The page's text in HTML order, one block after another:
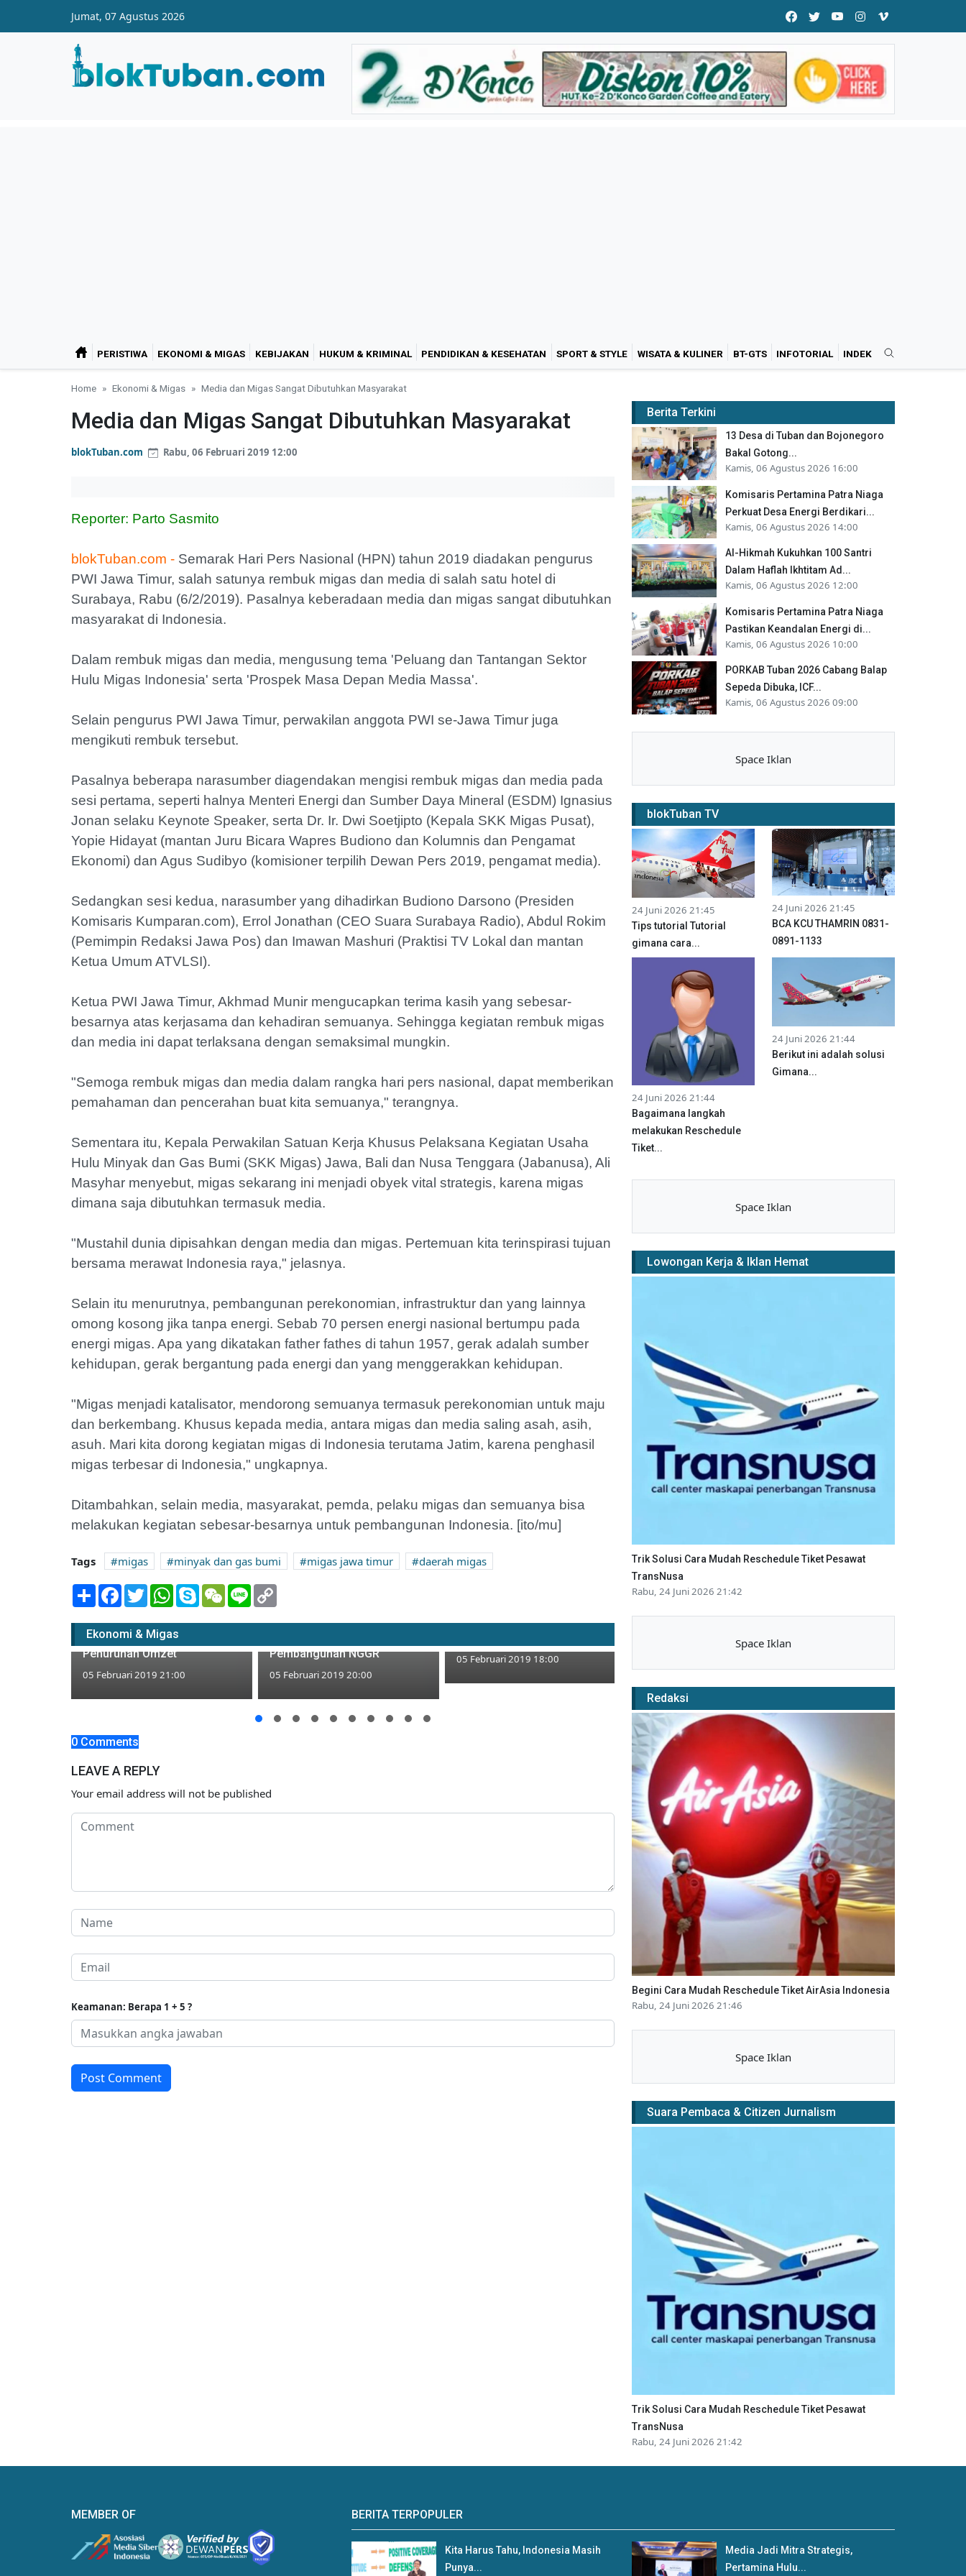
Jumat, 07 Agustus 2026
PERISTIWA EKONOMI & MIGAS KEBIJAKAN HUKUM & KRIMINAL PENDIDIKAN & KESEHATAN SPORT & STYLE WISATA & KULINER BT-GTS INFOTORIAL INDEK
Home Ekonomi & Migas Media dan Migas Sangat Dibutuhkan Masyarakat
Media dan Migas Sangat Dibutuhkan Masyarakat
blokTuban.com Rabu, 06 Februari 2019 12:00
Reporter: Parto Sasmito
blokTuban.com - Semarak Hari Pers Nasional (HPN) tahun 2019 diadakan pengurus
PWI Jawa Timur, salah satunya rembuk migas dan media di salah satu hotel di
Surabaya, Rabu (6/2/2019). Pasalnya keberadaan media dan migas sangat dibutuhkan
masyarakat di Indonesia.
Dalam rembuk migas dan media, mengusung tema 'Peluang dan Tantangan Sektor
Hulu Migas Indonesia' serta 'Prospek Masa Depan Media Massa'.
Selain pengurus PWI Jawa Timur, perwakilan anggota PWI se-Jawa Timur juga
mengikuti rembuk tersebut.
Pasalnya beberapa narasumber diagendakan mengisi rembuk migas dan media pada
sesi pertama, seperti halnya Menteri Energi dan Sumber Daya Mineral (ESDM) Ignasius
Jonan selaku Keynote Speaker, serta Dr. Ir. Dwi Soetjipto (Kepala SKK Migas Pusat),
Yopie Hidayat (mantan Juru Bicara Wapres Budiono dan Kolumnis dan Pengamat
Ekonomi) dan Agus Sudibyo (komisioner terpilih Dewan Pers 2019, pengamat media).
Sedangkan sesi kedua, narasumber yang dihadirkan Budiono Darsono (Presiden
Komisaris Kumparan.com), Errol Jonathan (CEO Suara Surabaya Radio), Abdul Rokim
(Pemimpin Redaksi Jawa Pos) dan Imawan Mashuri (Praktisi TV Lokal dan mantan
Ketua Umum ATVLSI).
Ketua PWI Jawa Timur, Akhmad Munir mengucapkan terima kasih yang sebesar-
besarnya atas kerjasama dan kehadiran semuanya. Sehingga kegiatan rembuk migas
dan media ini dapat terlaksana dengan semaksimal mungkin.
"Semoga rembuk migas dan media dalam rangka hari pers nasional, dapat memberikan
pemahaman dan pencerahan buat kita semuanya," terangnya.
Sementara itu, Kepala Perwakilan Satuan Kerja Khusus Pelaksana Kegiatan Usaha
Hulu Minyak dan Gas Bumi (SKK Migas) Jawa, Bali dan Nusa Tenggara (Jabanusa), Ali
Masyhar menyebut, migas sekarang ini menjadi obyek vital strategis, karena migas
dimana saja dibutuhkan termasuk media.
"Mustahil dunia dipisahkan dengan media dan migas. Pertemuan kita terinspirasi tujuan
bersama merawat Indonesia raya," jelasnya.
Selain itu menurutnya, pembangunan perekonomian, infrastruktur dan yang lainnya
omong kosong jika tanpa energi. Sebab 70 persen energi nasional bertumpu pada
energi migas. Apa yang dikatakan father fathes di tahun 1957, gerak adalah sumber
kehidupan, gerak bergantung pada energi dan yang menggerakkan kehidupan.
"Migas menjadi katalisator, mendorong semuanya termasuk perekonomian untuk maju
dan berkembang. Khusus kepada media, antara migas dan media saling asah, asih,
asuh. Mari kita dorong kegiatan migas di Indonesia terutama Jatim, karena penghasil
migas terbesar di Indonesia," ungkapnya.
Ditambahkan, selain media, masyarakat, pemda, pelaku migas dan semuanya bisa
melakukan kegiatan sebesar-besarnya untuk pembangunan Indonesia. [ito/mu]
Tags migas minyak dan gas bumi migas jawa timur
daerah migas
Share Facebook
TwitterWhatsApp
SkypeWeChatLine
Ekonomi & Migas
Depan Klenteng Keluhkan
Penurunan Omzet
05 Februari 2019 21:00
Pembangunan NGGR
05 Februari 2019 20:00
Sudah Ada Pedagang Buka
05 Februari 2019 18:00
0 Comments
LEAVE A REPLY
Your email address will not be published
Keamanan: Berapa 1 + 5 ?
Post Comment
Berita Terkini
13 Desa di Tuban dan Bojonegoro
Bakal Gotong...
Kamis, 06 Agustus 2026 16:00
Komisaris Pertamina Patra Niaga
Perkuat Desa Energi Berdikari...
Kamis, 06 Agustus 2026 14:00
Al-Hikmah Kukuhkan 100 Santri
Dalam Haflah Ikhtitam Ad...
Kamis, 06 Agustus 2026 12:00
Komisaris Pertamina Patra Niaga
Pastikan Keandalan Energi di...
Kamis, 06 Agustus 2026 10:00
PORKAB Tuban 2026 Cabang Balap
Sepeda Dibuka, ICF...
Kamis, 06 Agustus 2026 09:00
Space Iklan
blokTuban TV
24 Juni 2026 21:45
Tips tutorial Tutorial
gimana cara...
24 Juni 2026 21:45
BCA KCU THAMRIN 0831-
0891-1133
24 Juni 2026 21:44
Bagaimana langkah
melakukan Reschedule
Tiket...
24 Juni 2026 21:44
Berikut ini adalah solusi
Gimana...
Space Iklan
Lowongan Kerja & Iklan Hemat
Trik Solusi Cara Mudah Reschedule Tiket Pesawat
TransNusa
Rabu, 24 Juni 2026 21:42
Space Iklan
Redaksi
Begini Cara Mudah Reschedule Tiket AirAsia Indonesia
Rabu, 24 Juni 2026 21:46
Space Iklan
Suara Pembaca & Citizen Jurnalism
Trik Solusi Cara Mudah Reschedule Tiket Pesawat
TransNusa
Rabu, 24 Juni 2026 21:42
MEMBER OF BERITA TERPOPULER
Kita Harus Tahu, Indonesia Masih
Punya...
Media Jadi Mitra Strategis,
Pertamina Hulu...